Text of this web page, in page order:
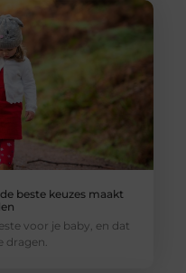
beste keuzes maakt
voor je baby, en dat
dragen.